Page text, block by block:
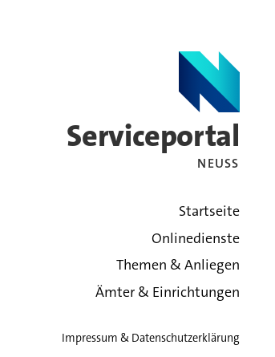
Serviceportal
NEUSS
Startseite
Onlinedienste
Themen & Anliegen
Ämter & Einrichtungen
Impressum & Datenschutzerklärung